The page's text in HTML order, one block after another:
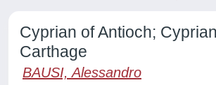
Cyprian of Antioch;
Carthage
BAUSI, Alessandro